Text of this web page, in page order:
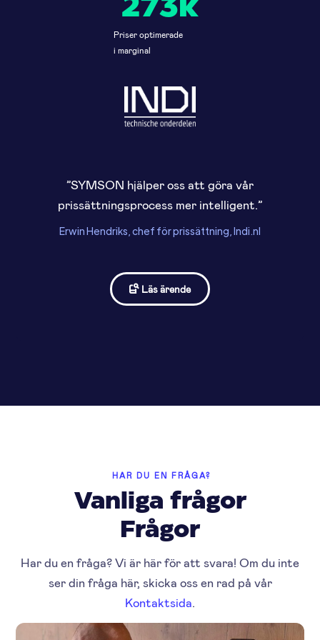
273k
Priser optimerade
i marginal
”SYMSON hjälper oss att göra vår
prissättningsprocess mer intelligent.”
Erwin Hendriks, chef för prissättning, Indi.nl
 Läs ärende
HAR DU EN FRÅGA?
Vanliga frågor
Frågor
Har du en fråga? Vi är här för att svara! Om du inte
ser din fråga här, skicka oss en rad på vår
Kontaktsida